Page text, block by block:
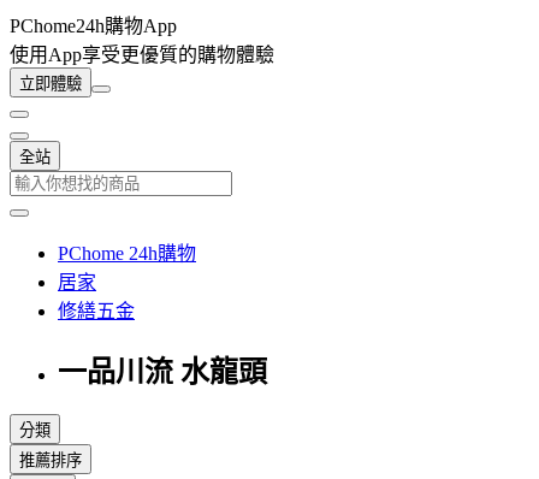
PChome24h購物App
使用App享受更優質的購物體驗
立即體驗
全站
PChome 24h購物
居家
修繕五金
一品川流 水龍頭
分類
推薦排序